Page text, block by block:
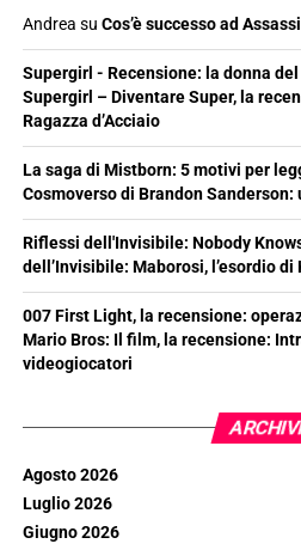
Andrea su Cos’è successo ad
Supergirl - Recensione: la donna
Supergirl – Diventare Super, la
Ragazza d’Acciaio
La saga di Mistborn: 5 motivi per
Cosmoverso di Brandon
Riflessi dell'Invisibile: Nobody
dell’Invisibile: Maborosi, l’esordio di
007 First Light, la recensione:
Mario Bros: Il film, la recensione:
videogiocatori
Agosto 2026
Luglio 2026
Giugno 2026